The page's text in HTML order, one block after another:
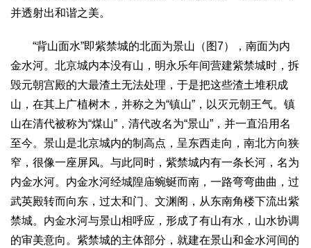
并透射出和谐之美。
“背山面水”即紫禁城的北面为景山（图7），南面为内
金水河。北京城内本没有山，明永乐年间营建紫禁城时，拆
毁元朝宫殿的大最渣土无法处理，于是把这些渣土堆积成
山，在其上广植树木，并称之为“镇山”，以灭元朝王气。镇
山在清代被称为“煤山”，清代改名为“景山”，并一直沿用名
至今。景山是北京城内的制高点，呈东西走向，南北方向狭
窄，很像一座屏风。与此同时，紫禁城内有一条长河，名为
内金水河。内金水河经城隍庙蜿蜒而南，一路弯弯曲曲，过
武英殿转而向东，过太和门、文渊阁，从东南角楼下流出紫
禁城。内金水河与景山相呼应，形成了有山有水，山水协调
的审美意向。紫禁城的主体部分，就建在景山和金水河间的